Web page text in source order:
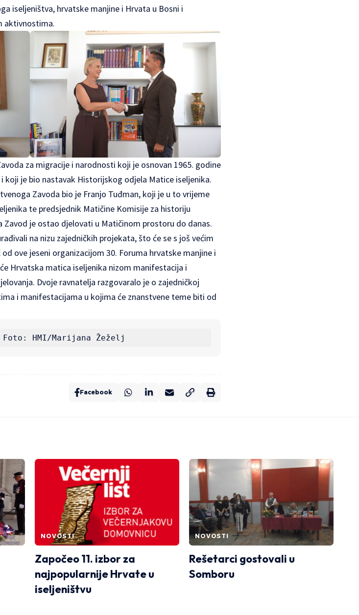
iseljeništva, hrvatske manjine i Hrvata u Bosni i
aktivnostima.
za migracije i narodnosti koji je osnovan 1965. godine
koji je bio nastavak Historijskog odjela Matice iseljenika.
Zavoda bio je Franjo Tuđman, koji je u to vrijeme
te predsjednik Matičine Komisije za historiju
Zavod je ostao djelovati u Matičinom prostoru do danas.
na nizu zajedničkih projekata, što će se s još većim
ove jeseni organizacijom 30. Foruma hrvatske manjine i
Hrvatska matica iseljenika nizom manifestacija i
Dvoje ravnatelja razgovaralo je o zajedničkoj
i manifestacijama u kojima će znanstvene teme biti od
HMI/Marijana Žeželj
Facebook
NOVOSTI
Započeo 11. izbor za
najpopularnije Hrvate u
iseljeništvu
NOVOSTI
Rešetarci gostovali u
Somboru